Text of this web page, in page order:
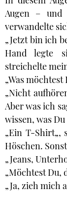
Augen – und
verwandelte
„Jetzt bin ich
Hand legte
streichelte
„Was möchtest
„Nicht
Aber was ich
wissen, was
„Ein T-Shirt„,
Höschen.
„Jeans,
„Möchtest Du,
„Ja, zieh mich